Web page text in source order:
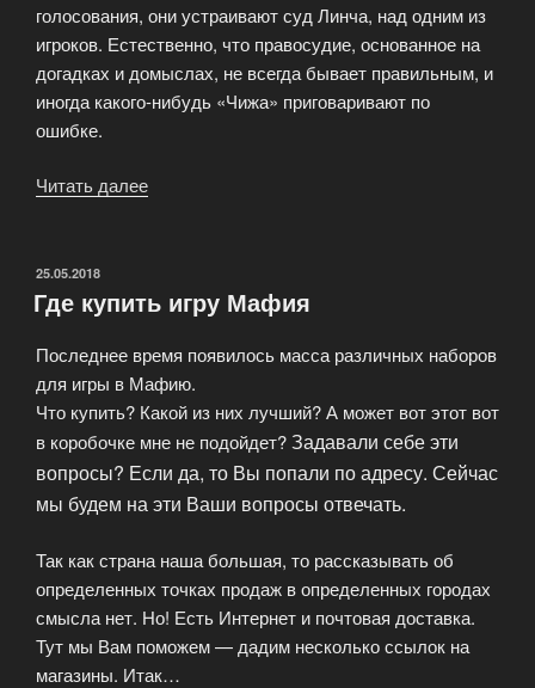
голосования, они устраивают суд Линча, над одним из
игроков. Естественно, что правосудие, основанное на
догадках и домыслах, не всегда бывает правильным, и
иногда какого-нибудь «Чижа» приговаривают по
ошибке.
Читать далее
ОПУБЛИКОВАНО
25.05.2018
Где купить игру Мафия
Последнее время появилось масса различных наборов
для игры в Мафию.
Что купить? Какой из них лучший? А может вот этот вот
в коробочке мне не подойдет?Задавали себе эти
вопросы? Если да, то Вы попали по адресу. Сейчас
мы будем на эти Ваши вопросы отвечать.
Так как страна наша большая, то рассказывать об
определенных точках продаж в определенных городах
смысла нет. Но! Есть Интернет и почтовая доставка.
Тут мы Вам поможем — дадим несколько ссылок на
магазины. Итак…